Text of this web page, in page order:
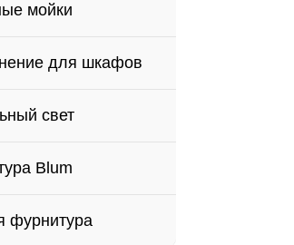
мойки
для шкафов
свет
Blum
фурнитура